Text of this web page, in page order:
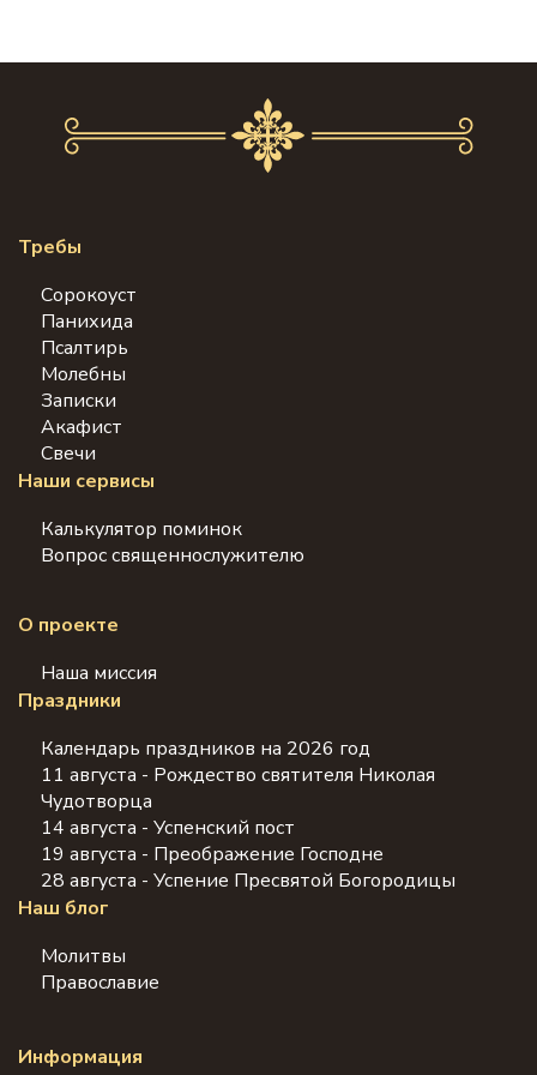
Требы
Сорокоуст
Панихида
Псалтирь
Молебны
Записки
Акафист
Свечи
Наши сервисы
Калькулятор поминок
Вопрос священнослужителю
О проекте
Наша миссия
Праздники
Календарь праздников на 2026 год
11 августа - Рождество святителя Николая
Чудотворца
14 августа - Успенский пост
19 августа - Преображение Господне
28 августа - Успение Пресвятой Богородицы
Наш блог
Молитвы
Православие
Информация